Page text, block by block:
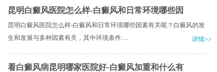
昆明白癜风医院怎么样-白癜风和日常环境哪些因
昆明白癜风医院怎么样-白癜风和日常环境哪些因素有关呢？白癜风的发
生和发展与多种因素有关，其中环境条件.....
详情>>
看白癜风病昆明哪家医院好-白癜风加重和什么有